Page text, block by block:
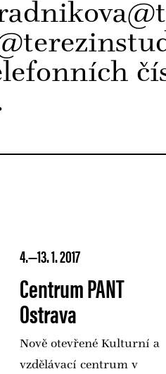
4.—13. 1. 2017
Centrum PANT
Ostrava
Nově otevřené Kulturní a
vzdělávací centrum v